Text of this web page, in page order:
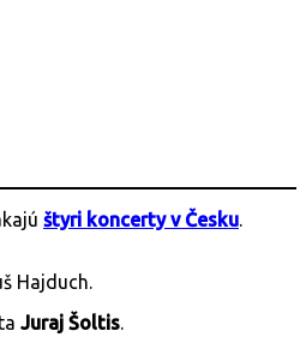
štyri koncerty v Česku.
Hajduch.
Juraj Šoltis.